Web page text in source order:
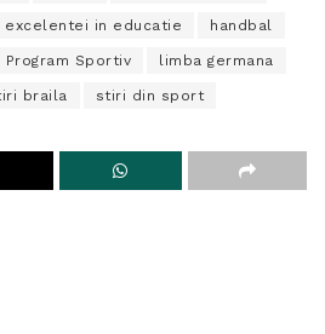
in educatie handbal
Program Sportiv limba germana
braila stiri din sport